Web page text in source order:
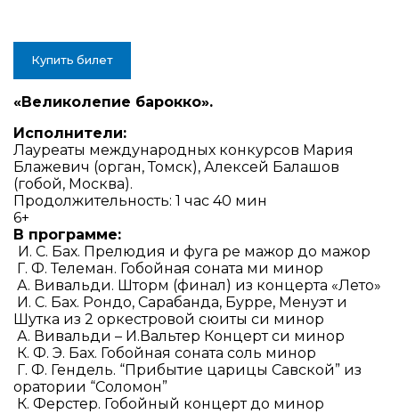
Купить билет
«Великолепие барокко».
Исполнители:
Лауреаты международных конкурсов Мария
Блажевич (орган, Томск), Алексей Балашов
(гобой, Москва).
Продолжительность:1 час 40 мин
6+
В программе:
И. С. Бах. Прелюдия и фуга ре мажор до мажор
Г. Ф. Телеман. Гобойная соната ми минор
А. Вивальди. Шторм (финал) из концерта «Лето»
И. С. Бах. Рондо, Сарабанда, Бурре, Менуэт и
Шутка из 2 оркестровой сюиты си минор
А. Вивальди – И.Вальтер Концерт си минор
К. Ф. Э. Бах. Гобойная соната соль минор
Г. Ф. Гендель. “Прибытие царицы Савской” из
оратории “Соломон”
К. Ферстер. Гобойный концерт до минор